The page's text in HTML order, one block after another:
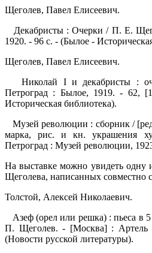
Щеголев, Павел Елисеевич.
Декабристы : Очерки / П. Е.
1920. - 96 с. - (Былое -
Щеголев, Павел Елисеевич.
Николай I и декабристы :
Петроград : Былое, 1919. - 62,
Историческая библиотека).
Музей революции : сборник /
марка, рис. и кн. украшения
Петроград : Музей революции,
На выставке можно увидеть одну
Щеголева, написанных совместно
Толстой, Алексей Николаевич.
Азеф (орел или решка) : пьеса в
П. Щеголев. - [Москва] : Артель
(Новости русской литературы).